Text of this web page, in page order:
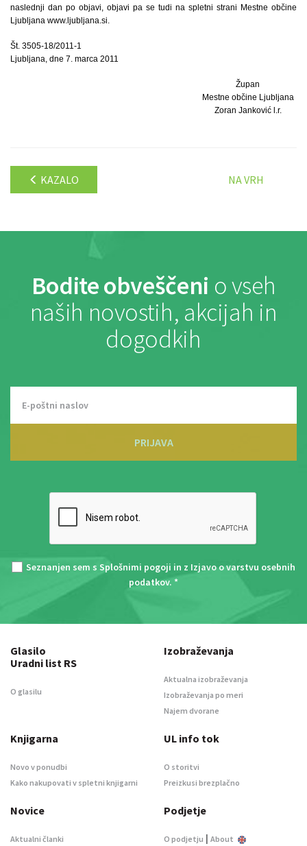
naslednji dan po objavi, objavi pa se tudi na spletni strani Mestne občine
Ljubljana www.ljubljana.si.
Št. 3505-18/2011-1
Ljubljana, dne 7. marca 2011
Župan
Mestne občine Ljubljana
Zoran Janković l.r.
KAZALO NA VRH
Bodite obveščeni o vseh
naših novostih, akcijah in
dogodkih
PRIJAVA
Seznanjen sem s Splošnimi pogoji in z Izjavo o varstvu osebnih
podatkov. *
Glasilo
Uradni list RS
O glasilu
Izobraževanja
Aktualna izobraževanja
Izobraževanja po meri
Najem dvorane
Knjigarna
Novo v ponudbi
Kako nakupovati v spletni knjigarni
UL info tok
O storitvi
Preizkusi brezplačno
Novice
Aktualni članki
Podjetje
O podjetju | About